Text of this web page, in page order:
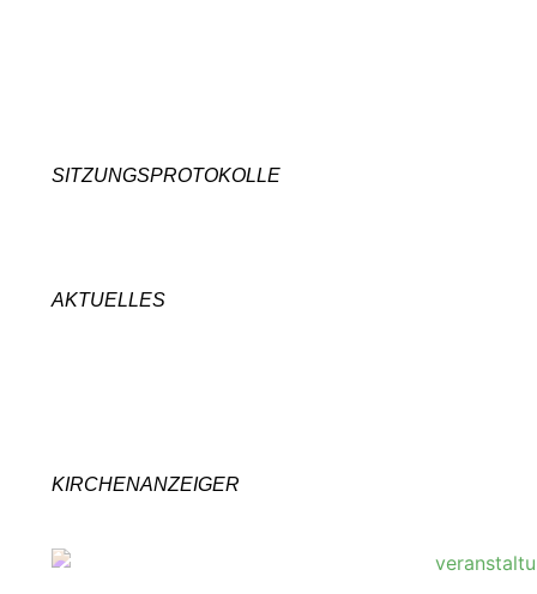
SITZUNGSPROTOKOLLE
AKTUELLES
KIRCHENANZEIGER